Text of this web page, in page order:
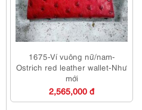
1675-Ví vuông nữ/nam-
Ostrich red leather wallet-Như
mới
2,565,000 đ